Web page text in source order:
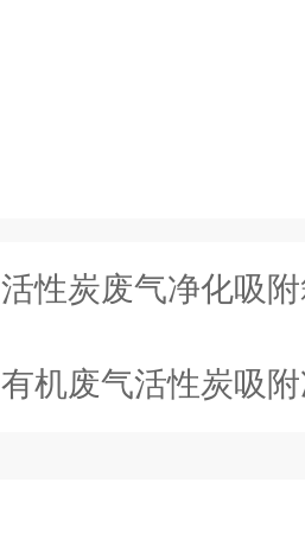
活性炭废气净化吸
有机废气活性炭吸